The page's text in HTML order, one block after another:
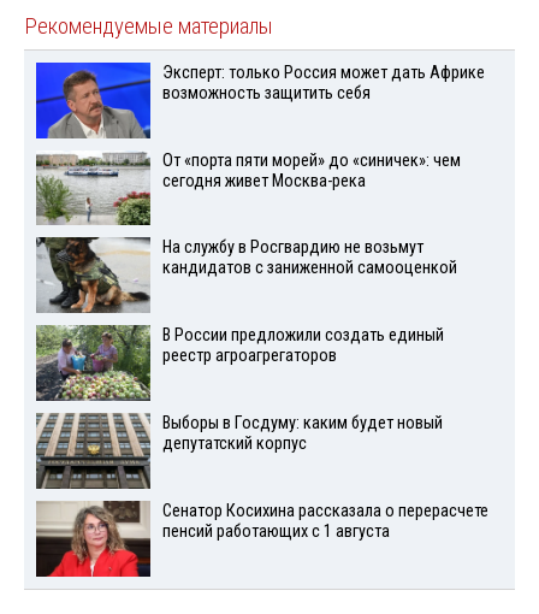
Рекомендуемые материалы
Эксперт: только Россия может дать Африке
возможность защитить себя
От «порта пяти морей» до «синичек»: чем
сегодня живет Москва-река
На службу в Росгвардию не возьмут
кандидатов с заниженной самооценкой
В России предложили создать единый
реестр агроагрегаторов
Выборы в Госдуму: каким будет новый
депутатский корпус
Сенатор Косихина рассказала о перерасчете
пенсий работающих с 1 августа